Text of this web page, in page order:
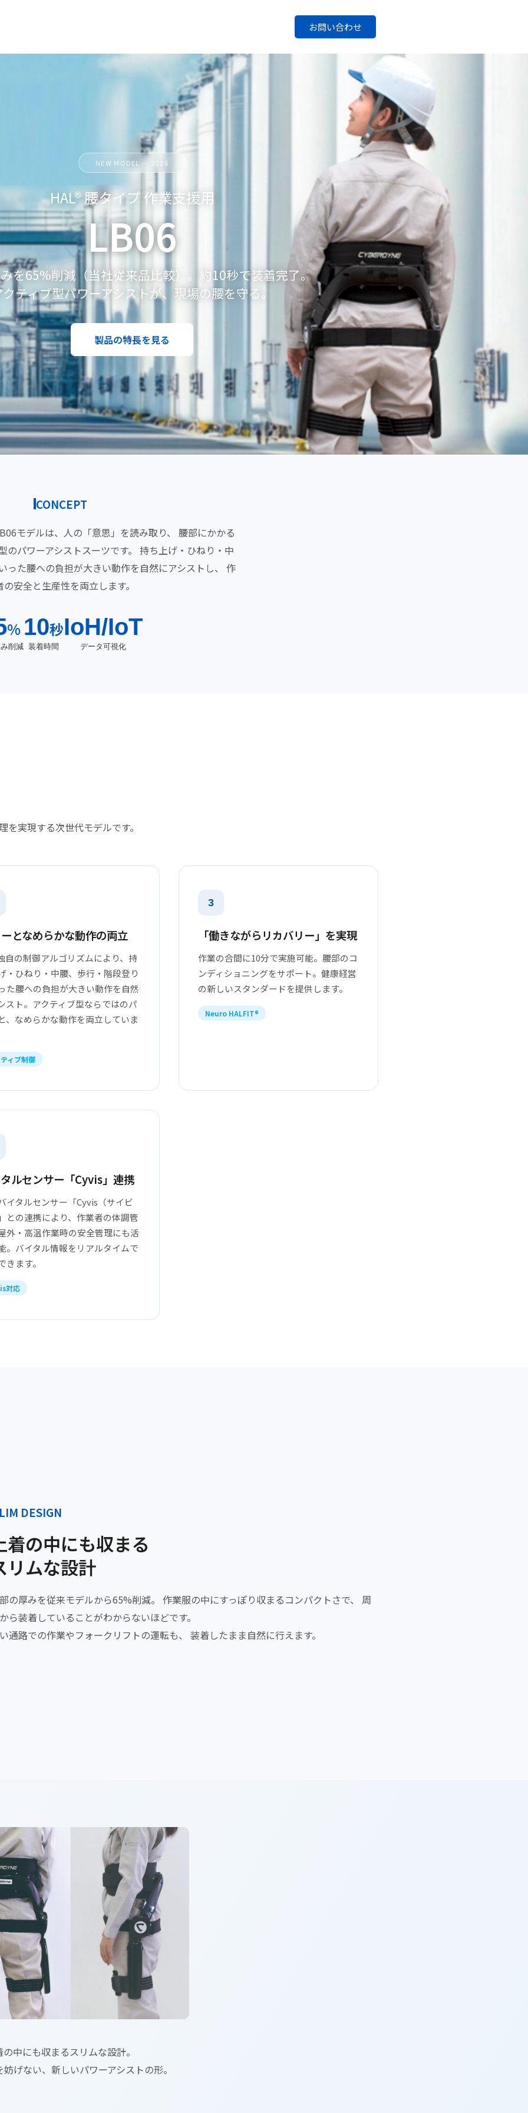
お問い合わせ
NEW MODEL — 2026
HAL® 腰タイプ 作業支援用
LB06
を65%削減（当社従来品比較）。約10秒で装着完了。
ティブ型パワーアシストが、現場の腰を守る。
製品の特長を見る
CONCEPT
モデルは、人の「意思」を読み取り、 腰部にかかる
のパワーアシストスーツです。 持ち上げ・ひねり・中
った腰への負担が大きい動作を自然にアシストし、 作
の安全と生産性を両立します。
%
削減
10秒
装着時間
IoH/IoT
データ可視化
実現する次世代モデルです。
となめらかな動作の両立
自の制御アルゴリズムにより、持
・ひねり・中腰、歩行・階段登り
た腰への負担が大きい動作を自然
スト。アクティブ型ならではのパ
、なめらかな動作を両立していま
ィブ制御
3
「働きながらリカバリー」を実現
作業の合間に10分で実施可能。腰部のコ
ンディショニングをサポート。健康経営
の新しいスタンダードを提供します。
Neuro HALFIT®
ルセンサー「Cyvis」連携
イタルセンサー「Cyvis（サイビ
との連携により、作業者の体調管
外・高温作業時の安全管理にも活
。バイタル情報をリアルタイムで
きます。
対応
DESIGN
着の中にも収まる
リムな設計
の厚みを従来モデルから65%削減。 作業服の中にすっぽり収まるコンパクトさで、 周
ら装着していることがわからないほどです。
通路での作業やフォークリフトの運転も、 装着したまま自然に行えます。
の中にも収まるスリムな設計。
げない、新しいパワーアシストの形。